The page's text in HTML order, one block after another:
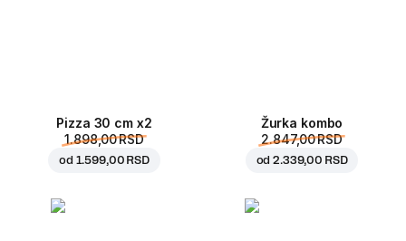
Pizza 30 cm x2
1.898,00 RSD
od 1.599,00 RSD
Žurka kombo
2.847,00 RSD
od2.339,00 RSD